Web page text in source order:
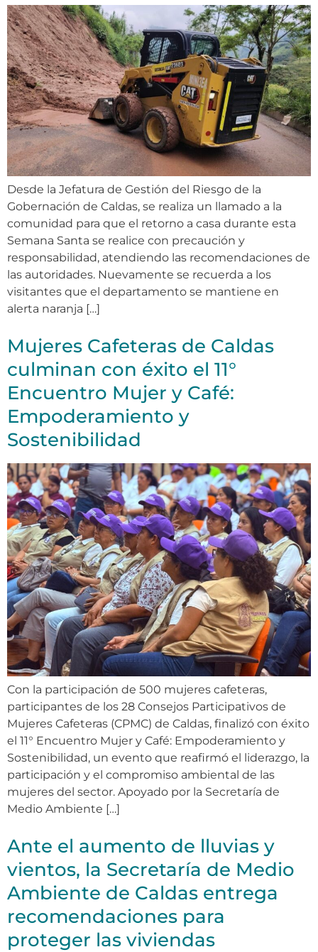
Desde la Jefatura de Gestión del Riesgo de la
Gobernación de Caldas, se realiza un llamado a la
comunidad para que el retorno a casa durante esta
Semana Santa se realice con precaución y
responsabilidad, atendiendo las recomendaciones de
las autoridades. Nuevamente se recuerda a los
visitantes que el departamento se mantiene en
alerta naranja […]
Mujeres Cafeteras de Caldas
culminan con éxito el 11°
Encuentro Mujer y Café:
Empoderamiento y
Sostenibilidad
Con la participación de 500 mujeres cafeteras,
participantes de los 28 Consejos Participativos de
Mujeres Cafeteras (CPMC) de Caldas, finalizó con éxito
el 11° Encuentro Mujer y Café: Empoderamiento y
Sostenibilidad, un evento que reafirmó el liderazgo, la
participación y el compromiso ambiental de las
mujeres del sector. Apoyado por la Secretaría de
Medio Ambiente […]
Ante el aumento de lluvias y
vientos, la Secretaría de Medio
Ambiente de Caldas entrega
recomendaciones para
proteger las viviendas